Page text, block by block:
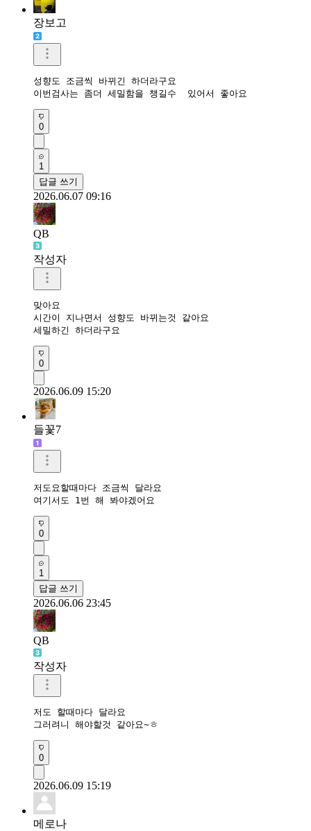
장보고
성향도 조금씩 바뀌긴 하더라구요
이번검사는 좀더 세밀함을 챙길수  있어서 좋아요
0
1
답글 쓰기
2026.06.07 09:16
QB
작성자
맞아요
시간이 지나면서 성향도 바뀌는것 같아요
세밀하긴 하더라구요
0
2026.06.09 15:20
들꽃7
저도요할때마다 조금씩 달라요
0
1
답글 쓰기
2026.06.06 23:45
QB
작성자
저도 할때마다 달라요
그러려니 해야할것 같아요~ㅎ
0
2026.06.09 15:19
메로나